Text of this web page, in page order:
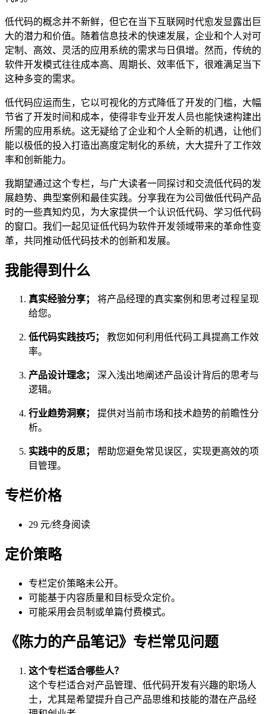
低代码的概念并不新鲜，但它在当下互联网时代愈发显露出巨
大的潜力和价值。随着信息技术的快速发展，企业和个人对可
定制、高效、灵活的应用系统的需求与日俱增。然而，传统的
软件开发模式往往成本高、周期长、效率低下，很难满足当下
这种多变的需求。
低代码应运而生，它以可视化的方式降低了开发的门槛，大幅
节省了开发时间和成本，使得非专业开发人员也能快速构建出
所需的应用系统。这无疑给了企业和个人全新的机遇，让他们
能以极低的投入打造出高度定制化的系统，大大提升了工作效
率和创新能力。
我期望通过这个专栏，与广大读者一同探讨和交流低代码的发
展趋势、典型案例和最佳实践。分享我在为公司做低代码产品
时的一些真知灼见，为大家提供一个认识低代码、学习低代码
的窗口。我们一起见证低代码为软件开发领域带来的革命性变
革，共同推动低代码技术的创新和发展。
我能得到什么
真实经验分享；
将产品经理的真实案例和思考过程呈现
给您。
低代码实践技巧；
教您如何利用低代码工具提高工作效
率。
产品设计理念；
深入浅出地阐述产品设计背后的思考与
逻辑。
行业趋势洞察；
提供对当前市场和技术趋势的前瞻性分
析。
实践中的反思；
帮助您避免常见误区，实现更高效的项
目管理。
专栏价格
29 元/终身阅读
定价策略
专栏定价策略未公开。
可能基于内容质量和目标受众定价。
可能采用会员制或单篇付费模式。
《陈力的产品笔记》专栏常见问题
这个专栏适合哪些人？
这个专栏适合对产品管理、低代码开发有兴趣的职场人
士，尤其是希望提升自己产品思维和技能的潜在产品经